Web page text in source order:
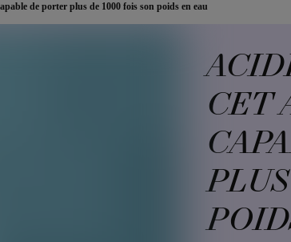
de porter plus de 1000 fois son poids en eau
CET